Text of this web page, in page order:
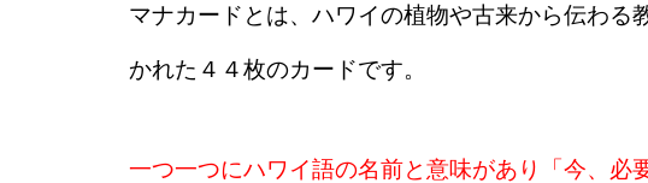
マナカードとは、ハワイの植物や古来から伝わる
かれた４４枚のカードです。
一つ一つにハワイ語の名前と意味があり「今、必